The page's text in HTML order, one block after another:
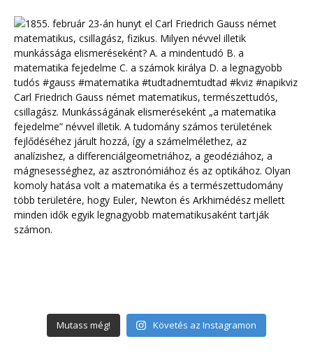
Mutass még! Követés az Instagramon